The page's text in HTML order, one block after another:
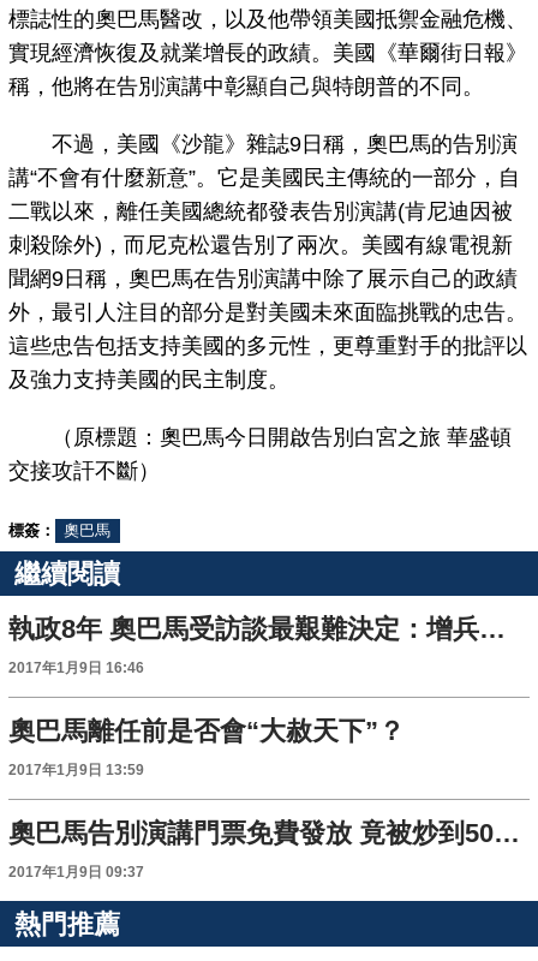
標誌性的奧巴馬醫改，以及他帶領美國抵禦金融危機、
實現經濟恢復及就業增長的政績。美國《華爾街日報》
稱，他將在告別演講中彰顯自己與特朗普的不同。
不過，美國《沙龍》雜誌9日稱，奧巴馬的告別演
講“不會有什麼新意”。它是美國民主傳統的一部分，自
二戰以來，離任美國總統都發表告別演講(肯尼迪因被
刺殺除外)，而尼克松還告別了兩次。美國有線電視新
聞網9日稱，奧巴馬在告別演講中除了展示自己的政績
外，最引人注目的部分是對美國未來面臨挑戰的忠告。
這些忠告包括支持美國的多元性，更尊重對手的批評以
及強力支持美國的民主制度。
（原標題：奧巴馬今日開啟告別白宮之旅 華盛頓
交接攻訐不斷）
標簽： 奧巴馬
繼續閱讀
執政8年 奧巴馬受訪談最艱難決定：增兵阿富汗
2017年1月9日 16:46
奧巴馬離任前是否會“大赦天下”？
2017年1月9日 13:59
奧巴馬告別演講門票免費發放 竟被炒到5000美元
2017年1月9日 09:37
熱門推薦